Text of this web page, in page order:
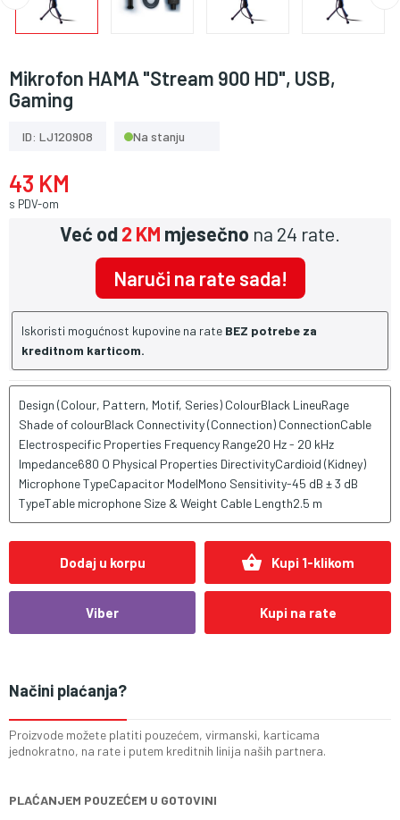
Mikrofon HAMA "Stream 900 HD", USB,
Gaming
ID: LJ120908 Na stanju
43 KM
s PDV-om
Već od2 KM mjesečno na 24 rate.
Naruči na rate sada!
Iskoristi mogućnost kupovine na rate BEZ potrebe za
kreditnom karticom.
Design (Colour, Pattern, Motif, Series) ColourBlack LineuRage
Shade of colourBlack Connectivity (Connection) ConnectionCable
Electrospecific Properties Frequency Range20 Hz - 20 kHz
Impedance680 O Physical Properties DirectivityCardioid (Kidney)
Microphone TypeCapacitor ModelMono Sensitivity-45 dB ± 3 dB
TypeTable microphone Size & Weight Cable Length2.5 m
Dodaj u korpu shopping_basket Kupi 1-klikom
Viber Kupi na rate
Načini plaćanja?
Proizvode možete platiti pouzećem, virmanski, karticama
jednokratno, na rate i putem kreditnih linija naših partnera.
PLAĆANJEM POUZEĆEM U GOTOVINI